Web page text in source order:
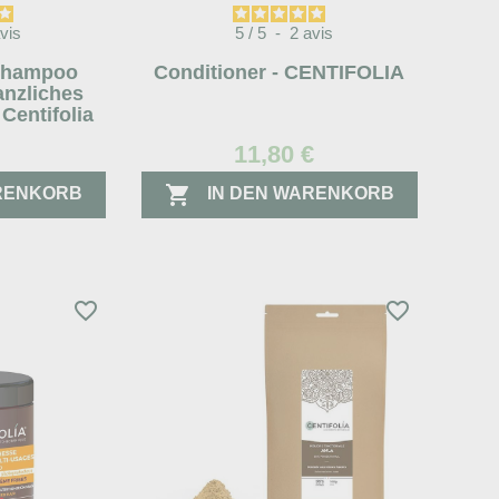
5 / 5 - 2 avis
Conditioner - CENTIFOLIA
11,80 €
 IN DEN WARENKORB
favorite_border favorite_border